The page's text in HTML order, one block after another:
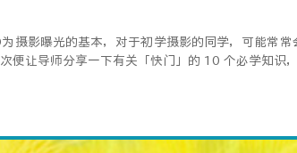
摄影曝光的基本，对于初学摄影的同学，可能常
便让导师分享一下有关「快门」的 10 个必学知识，